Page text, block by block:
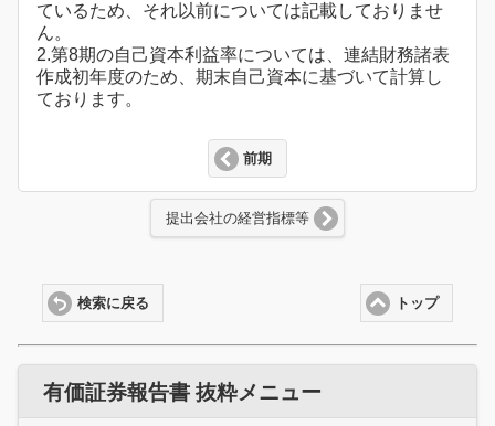
ているため、それ以前については記載しておりませ
ん。
2.第8期の自己資本利益率については、連結財務諸表
作成初年度のため、期末自己資本に基づいて計算し
ております。
前期
提出会社の経営指標等
トップ
検索に戻る
有価証券報告書 抜粋メニュー